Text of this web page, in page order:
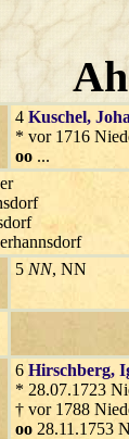
4 Kuschel,
* vor 1716
oo ...
5 NN, NN
6 Hirschberg,
* 28.07.1723
† vor 1788
oo 28.11.1753